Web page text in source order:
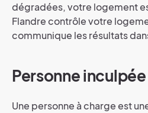
dégradées, votre logement
Flandre contrôle votre
communique les résultats
Personne inculpée
Une personne à charge est